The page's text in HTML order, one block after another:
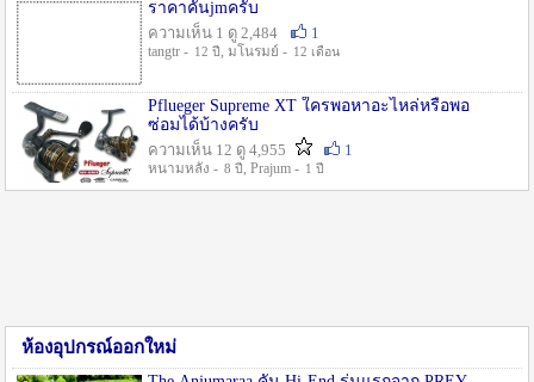
ราคาคันjmครับ
ความเห็น 1 ดู 2,484
1
tangtr - 12 ปี , มโนรมย์ - 12 เดือน
Pflueger Supreme XT ใครพอหาอะไหล่หรือพอ
ซ่อมได้บ้างครับ
ความเห็น 12 ดู 4,955
1
หนามหลัง - 8 ปี , Prajum - 1 ปี
ห้องอุปกรณ์ออกใหม่